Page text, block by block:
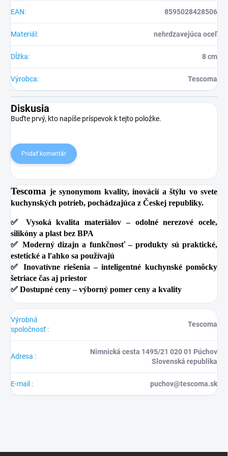
EAN: 8595028428506
Materiál : nehrdzavejúca oceľ
Dĺžka: 8 cm
Výrobca: Tescoma
Diskusia
Buďte prvý, kto napíše príspevok k tejto položke.
Pridať komentár
Tescoma je synonymom kvality, inovácií a štýlu vo svete
kuchynských potrieb, pochádzajúca z Českej republiky.
✅ Vysoká kvalita materiálov – odolné nerezové ocele,
silikóny a plast bez BPA
✅ Moderný dizajn a funkčnosť– produkty sú praktické,
estetické a ľahko sa používajú
✅ Inovatívne riešenia– inteligentné kuchynské pomôcky
šetriace čas aj priestor
✅ Dostupné ceny– výborný pomer ceny a kvality
Výrobná
spoločnosť :
Tescoma
Adresa :
Nimnická cesta 1495/21 020 01 Púchov
Slovenská republika
E-mail : puchov@tescoma.sk